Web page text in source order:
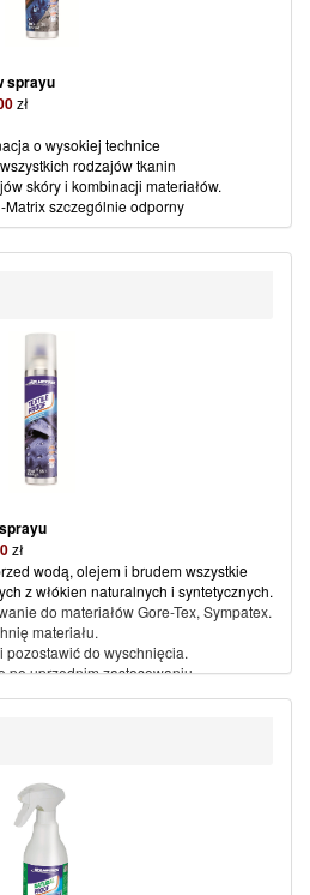
sprayu
zł
o wysokiej technice
rodzajów tkanin
skóry i kombinacji materiałów.
szczególnie odporny
eVent etc.
materiału.
po uprzednim zastosowaniu
(więcej…)
zł
wodą, olejem i brudem wszystkie
z włókien naturalnych i syntetycznych.
do materiałów Gore-Tex, Sympatex.
materiału.
pozostawić do wyschnięcia.
po uprzednim zastosowaniu